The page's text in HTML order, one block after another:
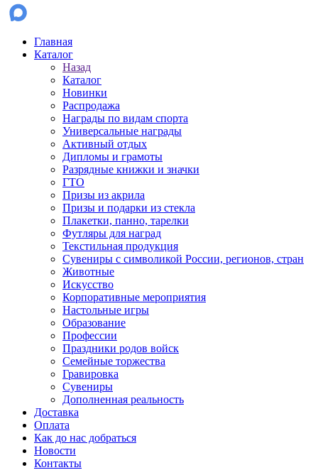
Главная
Каталог
Назад
Каталог
Новинки
Распродажа
Награды по видам спорта
Универсальные награды
Активный отдых
Дипломы и грамоты
Разрядные книжки и значки
ГТО
Призы из акрила
Призы и подарки из стекла
Плакетки, панно, тарелки
Футляры для наград
Текстильная продукция
Сувениры с символикой России, регионов, стран
Животные
Искусство
Корпоративные мероприятия
Настольные игры
Образование
Профессии
Праздники родов войск
Семейные торжества
Гравировка
Сувениры
Дополненная реальность
Доставка
Оплата
Как до нас добраться
Новости
Контакты